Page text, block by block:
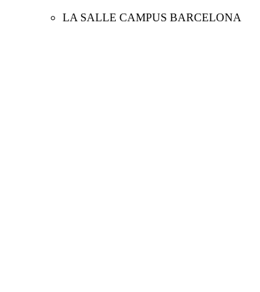
LA SALLE CAMPUS BARCELONA